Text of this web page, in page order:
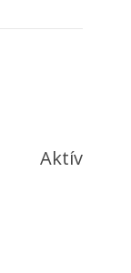
Aktív